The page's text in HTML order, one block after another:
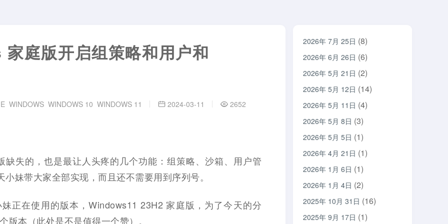
庭版开启组策略和用户和
WINDOWS WINDOWS 10 WINDOWS 11 2024-03-11 2652
缺失的，也是最让人头疼的几个功能：组策略、沙箱、用户管
妹带大家全部实现，而且还不需要用到序列号。
正在使用的版本，Windows11 23H2 家庭版，为了今天的分
版本（此处是不是值得一个赞）。
2026年 7月 25日 (8)
2026年 6月 26日 (6)
2026年 5月 21日 (2)
2026年 5月 12日 (14)
2026年 5月 11日 (4)
2026年 5月 8日 (3)
2026年 5月 5日 (1)
2026年 4月 21日 (1)
2026年 1月 6日 (1)
2026年 1月 4日 (2)
2025年 10月 31日 (16)
2025年 9月 17日 (1)